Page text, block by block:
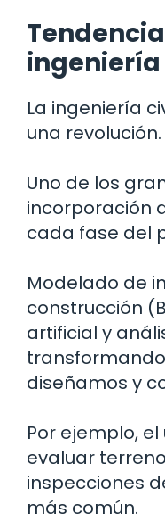
La ingeniería
una revolución.
Uno de los
incorporación
cada fase del
Modelado de
construcción
artificial y
diseñamos y
Por ejemplo,
evaluar
inspecciones
más común.